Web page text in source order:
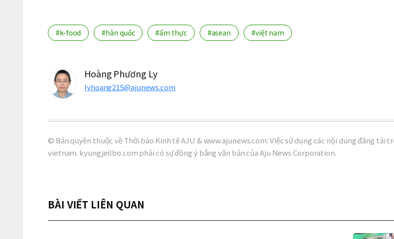
#k-food #hàn quốc #ẩm thực #asean #việt nam
Hoàng Phương Ly
lyhoang215@ajunews.com
© Bản quyền thuộc về Thời báo Kinh tế AJU & www.ajunews.com: Việc sử dụng các nội dung đăng tải
vietnam. kyungjeilbo.com phải có sự đồng ý bằng văn bản của Aju News Corporation.
BÀI VIẾT LIÊN QUAN